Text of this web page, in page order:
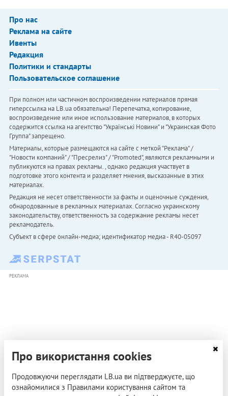
Про нас
Реклама на сайте
Ивенты
Редакция
Политики и стандарты
Пользовательское соглашение
При полном или частичном воспроизведении материалов прямая
гиперссылка на LB.ua обязательна! Перепечатка, копирование,
воспроизведение или иное использование материалов, в которых
содержится ссылка на агентство "Українськi Новини" и "Украинская Фото
Группа" запрещено.
Материалы, которые размещаются на сайте с меткой "Реклама" /
"Новости компаний" / "Пресрелиз" / "Promoted", являются рекламными и
публикуются на правах рекламы. , однако редакция участвует в
подготовке этого контента и разделяет мнения, высказанные в этих
материалах.
Редакция не несет ответственности за факты и оценочные суждения,
обнародованные в рекламных материалах. Согласно украинскому
законодательству, ответственность за содержание рекламы несет
рекламодатель.
Субъект в сфере онлайн-медиа; идентификатор медиа - R40-05097
РЕКЛАМА
Про використання cookies
Продовжуючи переглядати LB.ua ви підтверджуєте, що
ознайомилися з Правилами користування сайтом та